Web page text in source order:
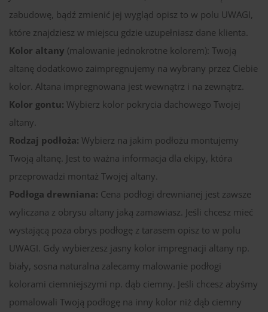
zabudowę, bądź zmienić jej wygląd opisz to w polu UWAGI,
które znajdziesz w miejscu gdzie uzupełniasz dane klienta.
Kolor altany (malowanie jednokrotne kolorem): Twoją
altanę dodatkowo zaimpregnujemy na wybrany przez Ciebie
kolor. Altana impregnowana jest wewnątrz i na zewnątrz.
Kolor gontu: Wybierz kolor pokrycia dachowego Twojej
altany.
Rodzaj podłoża: Wybierz na jakim podłożu montujemy
Twoją altanę. Jest to ważna informacja dla ekipy, która
przeprowadzi montaż Twojej altany.
Podłoga drewniana: Cena podłogi drewnianej jest zawsze
wyliczana z obrysu altany jaką zamawiasz. Jeśli chcesz mieć
wystającą poza obrys podłogę z tarasem opisz to w polu
UWAGI. Gdy wybierzesz jasny kolor impregnacji altany np.
biały, sosna naturalna zalecamy malowanie podłogi
kolorami ciemniejszymi np. dąb ciemny. Jeśli chcesz abyśmy
pomalowali Twoją podłogę na inny kolor niż dąb ciemny